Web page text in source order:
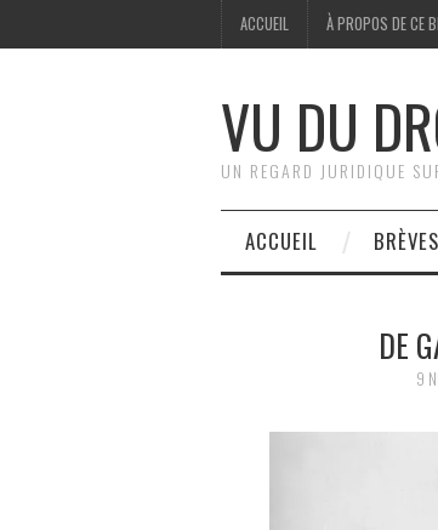
ACCUEIL À PROPOS DE CE
VU DU
UN REGARD JURIDIQUE
ACCUEIL BRÈVES
DE
9